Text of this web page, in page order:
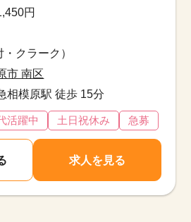
途支給あり＊マイカー通勤
円
クラーク）
市 南区
相模原駅 徒歩 15分
活躍中 土日祝休み 急募
求人を見る